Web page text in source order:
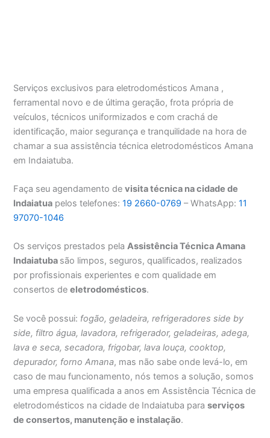
Serviços exclusivos para eletrodomésticos Amana ,
ferramental novo e de última geração, frota própria de
veículos, técnicos uniformizados e com crachá de
identificação, maior segurança e tranquilidade na hora de
chamar a sua assistência técnica eletrodomésticos Amana
em Indaiatuba.
Faça seu agendamento devisita técnica na cidade de
Indaiatua pelos telefones:19 2660-0769 – WhatsApp:11
97070-1046
Os serviços prestados pelaAssistência Técnica Amana
Indaiatuba são limpos, seguros, qualificados, realizados
por profissionais experientes e com qualidade em
consertos deeletrodomésticos.
Se você possui: fogão, geladeira, refrigeradores side by
side, filtro água, lavadora, refrigerador, geladeiras, adega,
lava e seca, secadora, frigobar, lava louça, cooktop,
depurador, forno Amana, mas não sabe onde levá-lo, em
caso de mau funcionamento, nós temos a solução, somos
uma empresa qualificada a anos em Assistência Técnica de
eletrodomésticos na cidade de Indaiatuba paraserviços
de consertos, manutenção e instalação.